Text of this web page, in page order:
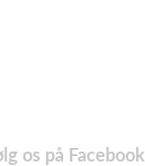
os på Facebook